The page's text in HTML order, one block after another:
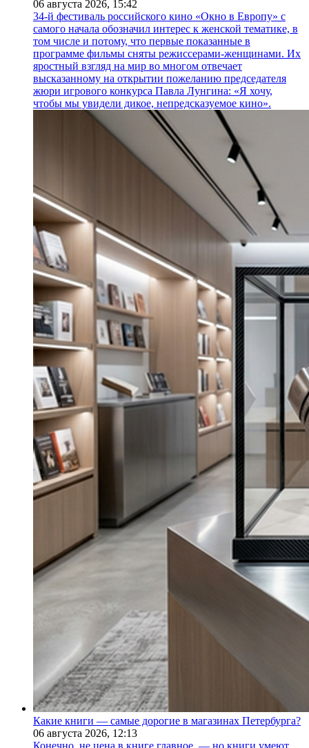
06 августа 2026, 15:42
34-й фестиваль российского кино «Окно в Европу» с
самого начала обозначил интерес к женской тематике, в
том числе и потому, что первые показанные в
программе фильмы сняты режиссерами-женщинами. Их
яростный взгляд на мир во многом отвечает
высказанному на открытии пожеланию председателя
жюри игрового конкурса Павла Лунгина: «Я хочу,
чтобы мы увидели дикое, непредсказуемое кино».
Какие книги — самые дорогие в магазинах Петербурга?
06 августа 2026, 12:13